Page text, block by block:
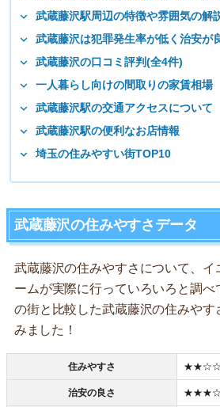
武蔵藤沢駅周辺の特徴や雰囲気の解
武蔵藤沢は犯罪発生率が低く治安が
武蔵藤沢の口コミ評判(全4件)
一人暮らし向けの間取りの家賃相場
武蔵藤沢駅の交通アクセスについて
武蔵藤沢駅の便利なお店情報
埼玉の住みやすい街TOP10
武蔵藤沢の住みやすさデータ
武蔵藤沢の住みやすさについて、イ
ームが実際に行っていろいろと調べ
の街と比較した武蔵藤沢の住みやす
みました！
住みやすさ
治安の良さ